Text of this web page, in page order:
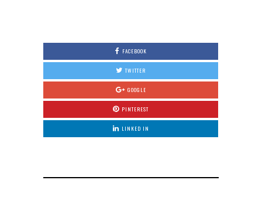
FACEBOOK
TWITTER
GOOGLE
PINTEREST
LINKED IN